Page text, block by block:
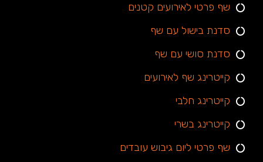
שף פרטי לאירועים קטנים
סדנת בישול עם שף
סדנת סושי עם שף
קייטרינג שף לאירועים
קייטרינג חלבי
קייטרינג בשרי
שף פרטי ליום גיבוש עובדים